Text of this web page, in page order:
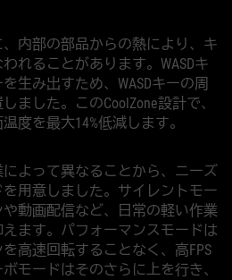
内部の部品からの熱により、キ
れることがあります。WASDキ
生み出すため、WASDキーの周
ました。このCoolZone設計で、
度を最大14%低減します。
よって異なることから、ニーズ
用意しました。サイレントモー
や動画配信など、日常の軽い作業
ます。パフォーマンスモードは
高速回転することなく、高FPS
モードはそのさらに上を行き、